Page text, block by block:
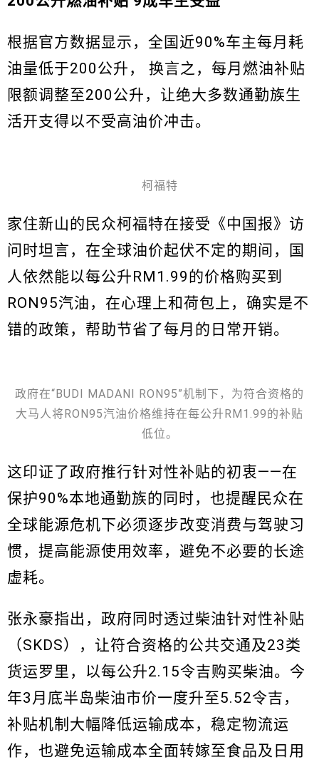
根据官方数据显示，全国近90%车主每月耗
油量低于200公升， 换言之，每月燃油补贴
限额调整至200公升，让绝大多数通勤族生
活开支得以不受高油价冲击。
柯福特
家住新山的民众柯福特在接受《中国报》访
问时坦言，在全球油价起伏不定的期间，国
人依然能以每公升RM1.99的价格购买到
RON95汽油，在心理上和荷包上，确实是不
错的政策，帮助节省了每月的日常开销。
政府在“BUDI MADANI RON95”机制下，为符合资格的
大马人将RON95汽油价格维持在每公升RM1.99的补贴
低位。
这印证了政府推行针对性补贴的初衷——在
保护90%本地通勤族的同时，也提醒民众在
全球能源危机下必须逐步改变消费与驾驶习
惯，提高能源使用效率，避免不必要的长途
虚耗。
张永豪指出，政府同时透过柴油针对性补贴
（SKDS），让符合资格的公共交通及23类
货运罗里，以每公升2.15令吉购买柴油。今
年3月底半岛柴油市价一度升至5.52令吉，
补贴机制大幅降低运输成本，稳定物流运
作，也避免运输成本全面转嫁至食品及日用